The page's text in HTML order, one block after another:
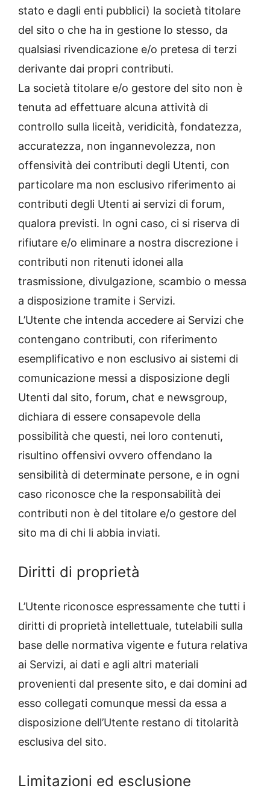
stato e dagli enti pubblici) la società titolare
del sito o che ha in gestione lo stesso, da
qualsiasi rivendicazione e/o pretesa di terzi
derivante dai propri contributi.
La società titolare e/o gestore del sito non è
tenuta ad effettuare alcuna attività di
controllo sulla liceità, veridicità, fondatezza,
accuratezza, non ingannevolezza, non
offensività dei contributi degli Utenti, con
particolare ma non esclusivo riferimento ai
contributi degli Utenti ai servizi di forum,
qualora previsti. In ogni caso, ci si riserva di
rifiutare e/o eliminare a nostra discrezione i
contributi non ritenuti idonei alla
trasmissione, divulgazione, scambio o messa
a disposizione tramite i Servizi.
L’Utente che intenda accedere ai Servizi che
contengano contributi, con riferimento
esemplificativo e non esclusivo ai sistemi di
comunicazione messi a disposizione degli
Utenti dal sito, forum, chat e newsgroup,
dichiara di essere consapevole della
possibilità che questi, nei loro contenuti,
risultino offensivi ovvero offendano la
sensibilità di determinate persone, e in ogni
caso riconosce che la responsabilità dei
contributi non è del titolare e/o gestore del
sito ma di chi li abbia inviati.
Diritti di proprietà
L’Utente riconosce espressamente che tutti i
diritti di proprietà intellettuale, tutelabili sulla
base delle normativa vigente e futura relativa
ai Servizi, ai dati e agli altri materiali
provenienti dal presente sito, e dai domini ad
esso collegati comunque messi da essa a
disposizione dell’Utente restano di titolarità
esclusiva del sito.
Limitazioni ed esclusione